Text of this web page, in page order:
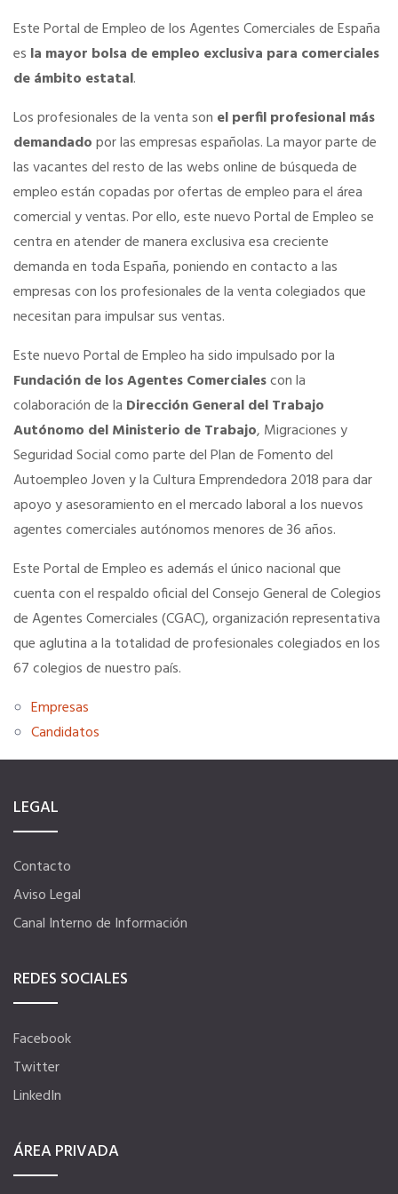
La Fundación
Documentos
PORTAL DE TRANSPARENCIA
Información Institucional y Corporativa
Organigrama del CGAC
Los Colegios
Registro de actividades
Información económica
Ventajas para mujeres, jóvenes y mayores de 55
Curso de Acceso
Portal de Empleo Internacional
Formación Gratuita
Descuentos Exclusivos
Tu Carnet Profesional, ahora Digital
Ahorra en carburantes
Ventajas en seguros
Servicios financieros
Ventajas en las ferias
Este Portal de Empleo de los Agentes Comerciales de España
es la mayor bolsa de empleo exclusiva para comerciales
de ámbito estatal.
Los profesionales de la venta son el perfil profesional más
demandadopor las empresas españolas. La mayor parte de
las vacantes del resto de las webs online de búsqueda de
empleo están copadas por ofertas de empleo para el área
comercial y ventas. Por ello, este nuevo Portal de Empleo se
centra en atender de manera exclusiva esa creciente
demanda en toda España, poniendo en contacto a las
empresas con los profesionales de la venta colegiados que
necesitan para impulsar sus ventas.
Este nuevo Portal de Empleo ha sido impulsado por la
Fundación de los Agentes Comercialescon la
colaboración de la Dirección General del Trabajo
Autónomo del Ministerio de Trabajo, Migraciones y
Seguridad Social como parte del Plan de Fomento del
Autoempleo Joven y la Cultura Emprendedora 2018 para dar
apoyo y asesoramiento en el mercado laboral a los nuevos
agentes comerciales autónomos menores de 36 años.
Este Portal de Empleo es además el único nacional que
cuenta con el respaldo oficial del Consejo General de Colegios
de Agentes Comerciales (CGAC), organización representativa
que aglutina a la totalidad de profesionales colegiados en los
67 colegios de nuestro país.
Empresas
Candidatos
LEGAL
Contacto
Aviso Legal
Canal Interno de Información
REDES SOCIALES
Facebook
Twitter
LinkedIn
ÁREA PRIVADA